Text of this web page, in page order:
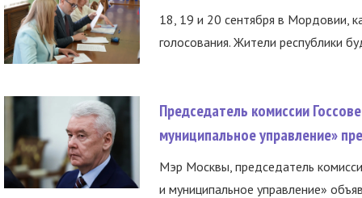
18, 19 и 20 сентября в Мордовии,
голосования. Жители республики
Председатель комиссии
муниципальное управление»
Мэр Москвы, председатель
и муниципальное управление»